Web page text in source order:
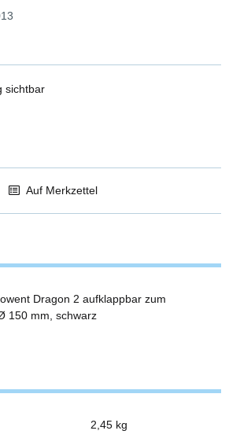
sichtbar
Auf Merkzettel
Dragon 2 aufklappbar zum
150 mm, schwarz
2,45 kg